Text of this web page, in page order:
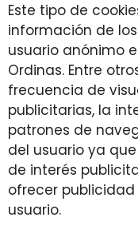
Este tipo de
información de
usuario anónimo
Ordinas. Entre
frecuencia de
publicitarias, la
patrones de
del usuario ya
de interés
ofrecer
usuario.